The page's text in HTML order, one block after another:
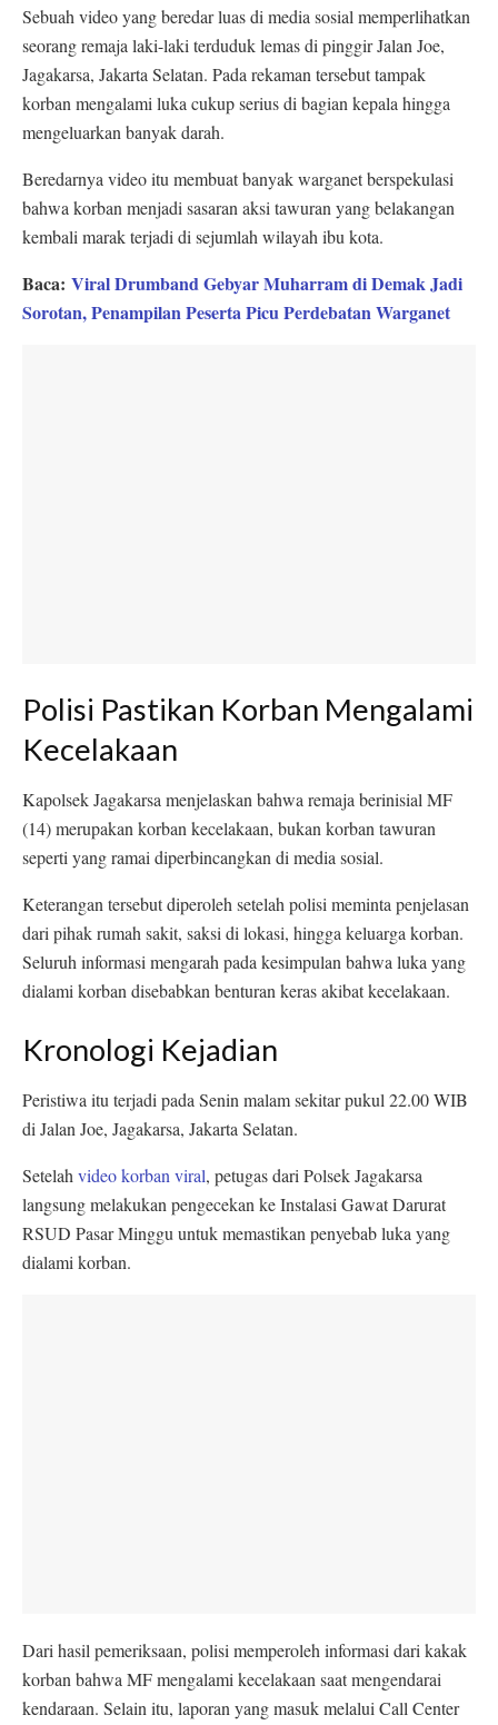
Sebuah video yang beredar luas di media sosial memperlihatkan
seorang remaja laki-laki terduduk lemas di pinggir Jalan Joe,
Jagakarsa, Jakarta Selatan. Pada rekaman tersebut tampak
korban mengalami luka cukup serius di bagian kepala hingga
mengeluarkan banyak darah.
Beredarnya video itu membuat banyak warganet berspekulasi
bahwa korban menjadi sasaran aksi tawuran yang belakangan
kembali marak terjadi di sejumlah wilayah ibu kota.
Baca: Viral Drumband Gebyar Muharram di Demak Jadi
Sorotan, Penampilan Peserta Picu Perdebatan Warganet
Polisi Pastikan Korban Mengalami
Kecelakaan
Kapolsek Jagakarsa menjelaskan bahwa remaja berinisial MF
(14) merupakan korban kecelakaan, bukan korban tawuran
seperti yang ramai diperbincangkan di media sosial.
Keterangan tersebut diperoleh setelah polisi meminta penjelasan
dari pihak rumah sakit, saksi di lokasi, hingga keluarga korban.
Seluruh informasi mengarah pada kesimpulan bahwa luka yang
dialami korban disebabkan benturan keras akibat kecelakaan.
Kronologi Kejadian
Peristiwa itu terjadi pada Senin malam sekitar pukul 22.00 WIB
di Jalan Joe, Jagakarsa, Jakarta Selatan.
Setelah video korban viral, petugas dari Polsek Jagakarsa
langsung melakukan pengecekan ke Instalasi Gawat Darurat
RSUD Pasar Minggu untuk memastikan penyebab luka yang
dialami korban.
Dari hasil pemeriksaan, polisi memperoleh informasi dari kakak
korban bahwa MF mengalami kecelakaan saat mengendarai
kendaraan. Selain itu, laporan yang masuk melalui Call Center